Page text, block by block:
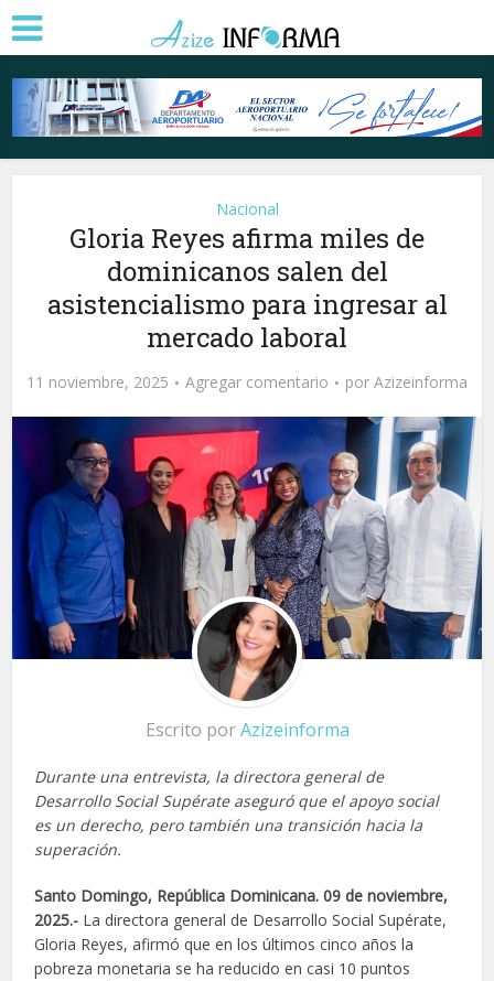
Nacional
Gloria Reyes afirma miles de
dominicanos salen del
asistencialismo para ingresar al
mercado laboral
11 noviembre, 2025 Agregar comentario por Azizeinforma
Escrito porAzizeinforma
Durante una entrevista, la directora general de
Desarrollo Social Supérate aseguró que el apoyo social
es un derecho, pero también una transición hacia la
superación.
Santo Domingo, República Dominicana. 09 de noviembre,
2025.- La directora general de Desarrollo Social Supérate,
Gloria Reyes, afirmó que en los últimos cinco años la
pobreza monetaria se ha reducido en casi 10 puntos